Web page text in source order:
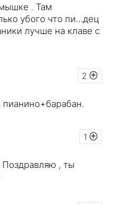
. Там
убого что пи...дец
лучше на клаве с
2
1
Поздравляю , ты